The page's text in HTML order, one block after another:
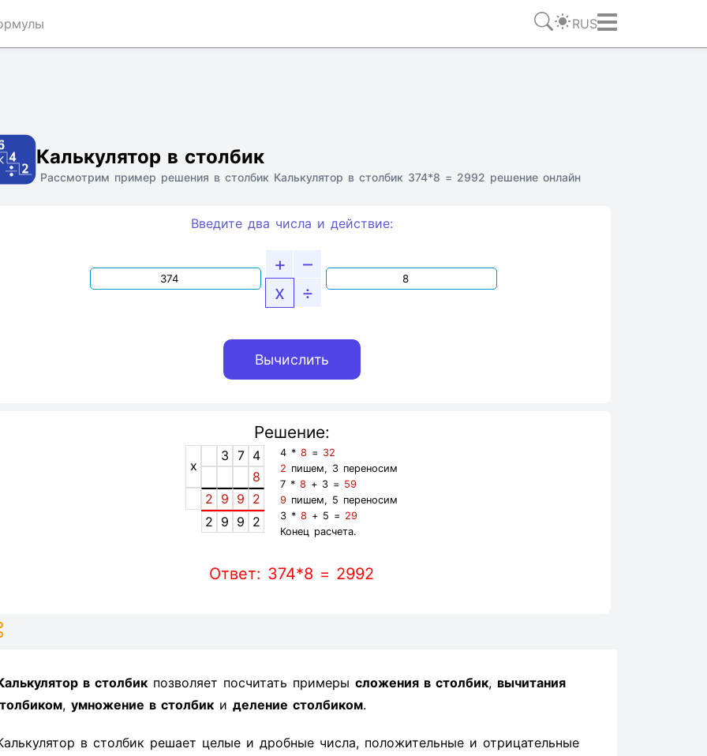
RUS
Калькулятор в столбик
Рассмотрим пример решения в столбик Калькулятор в столбик 374*8 = 2992 решение онлайн
Введите два числа и действие:
+
–
x
÷
Решение:
x
3 7 4
8
2 9 9 2
2 9 9 2
4 *8 = 32
2 пишем, 3 переносим
7 *8 + 3 = 59
9 пишем, 5 переносим
3 *8 + 5 = 29
Конец расчета.
Ответ: 374*8 = 2992
в столбик позволяет посчитать примеры сложения в столбик, вычитания
, умножение в столбик и деление столбиком.
в столбик решает целые и дробные числа, положительные и отрицательные